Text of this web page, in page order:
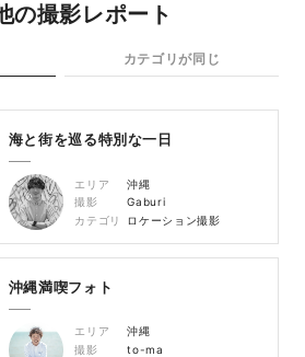
の撮影レポート
カテゴリが同じ
海と街を巡る特別な一日
エリア
沖縄
撮影
Gaburi
カテゴリ
ロケーション撮影
沖縄満喫フォト
エリア
沖縄
撮影
to-ma